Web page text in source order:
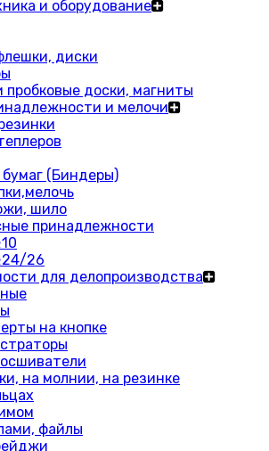
и оборудование
диски
пробковые доски, магниты
и мелочи
(Биндеры)
шило
принадлежности
26
для делопроизводства
на кнопке
на молнии, на резинке
файлы